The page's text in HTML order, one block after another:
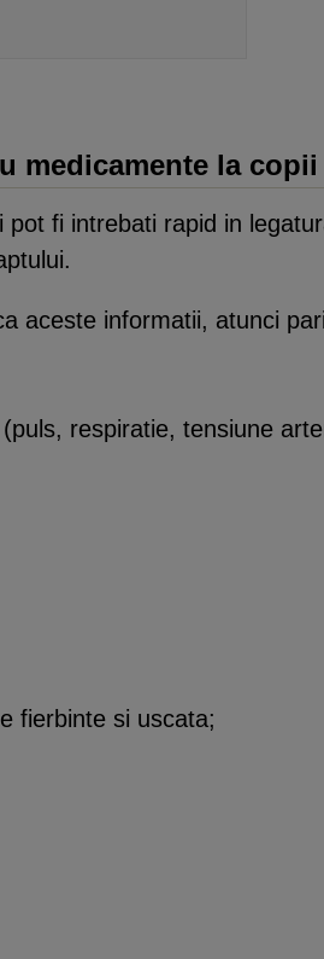
medicamente la copii
fi intrebati rapid in
aceste informatii, atunci
respiratie, tensiune
fierbinte si uscata;